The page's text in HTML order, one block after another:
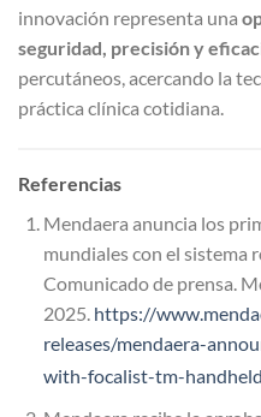
innovación representa una
seguridad, precisión y
percutáneos, acercando la
práctica clínica cotidiana.
Referencias
Mendaera anuncia los
mundiales con el sistema
Comunicado de prensa.
2025. https://
releases/mendaera-
with-focalist-tm-